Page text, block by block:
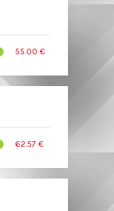
55.00 €
62.57 €